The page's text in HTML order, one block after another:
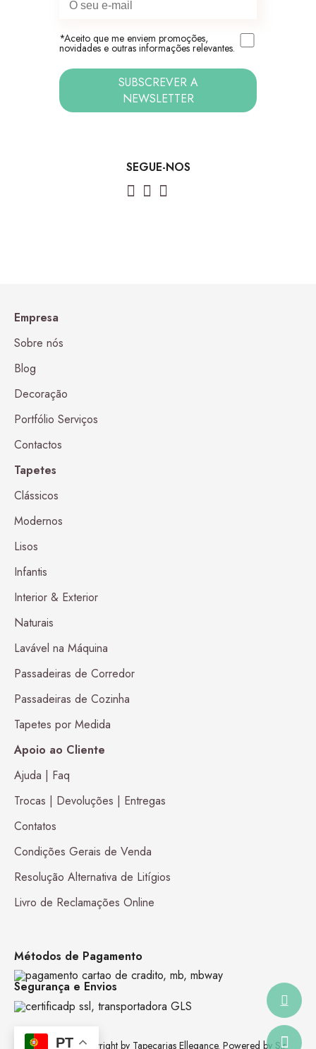
PT
Empresa
Sobre nós
Blog
Decoração
Portfólio Serviços
Contactos
Tapetes
Clássicos
Modernos
Lisos
Infantis
Interior & Exterior
Naturais
Lavável na Máquina
Passadeiras de Corredor
Passadeiras de Cozinha
Tapetes por Medida
Apoio ao Cliente
Ajuda | Faq
Trocas | Devoluções | Entregas
Contatos
Condições Gerais de Venda
Resolução Alternativa de Litígios
Livro de Reclamações Online
Métodos de Pagamento
Segurança e Envios
1980-2026 © Copyright by Tapeçarias Ellegance. Powered by Sir
*Aceito que me enviem promoções,
novidades e outras informações relevantes.
SUBSCREVER A
NEWSLETTER
SEGUE-NOS